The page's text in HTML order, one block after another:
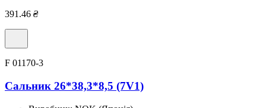
391.46 ₴
F 01170-3
Сальник 26*38,3*8,5 (7V1)